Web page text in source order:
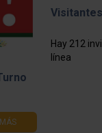
Hay 212
línea